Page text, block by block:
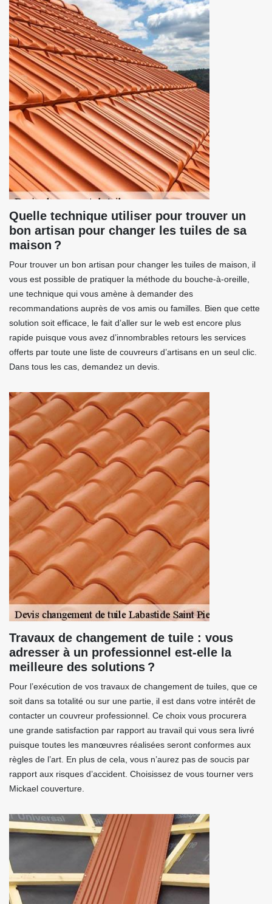
Quelle technique utiliser pour trouver un
bon artisan pour changer les tuiles de sa
maison ?
Pour trouver un bon artisan pour changer les tuiles de maison, il
vous est possible de pratiquer la méthode du bouche-à-oreille,
une technique qui vous amène à demander des
recommandations auprès de vos amis ou familles. Bien que cette
solution soit efficace, le fait d’aller sur le web est encore plus
rapide puisque vous avez d’innombrables retours les services
offerts par toute une liste de couvreurs d’artisans en un seul clic.
Dans tous les cas, demandez un devis.
Travaux de changement de tuile : vous
adresser à un professionnel est-elle la
meilleure des solutions ?
Pour l’exécution de vos travaux de changement de tuiles, que ce
soit dans sa totalité ou sur une partie, il est dans votre intérêt de
contacter un couvreur professionnel. Ce choix vous procurera
une grande satisfaction par rapport au travail qui vous sera livré
puisque toutes les manœuvres réalisées seront conformes aux
règles de l’art. En plus de cela, vous n’aurez pas de soucis par
rapport aux risques d’accident. Choisissez de vous tourner vers
Mickael couverture.